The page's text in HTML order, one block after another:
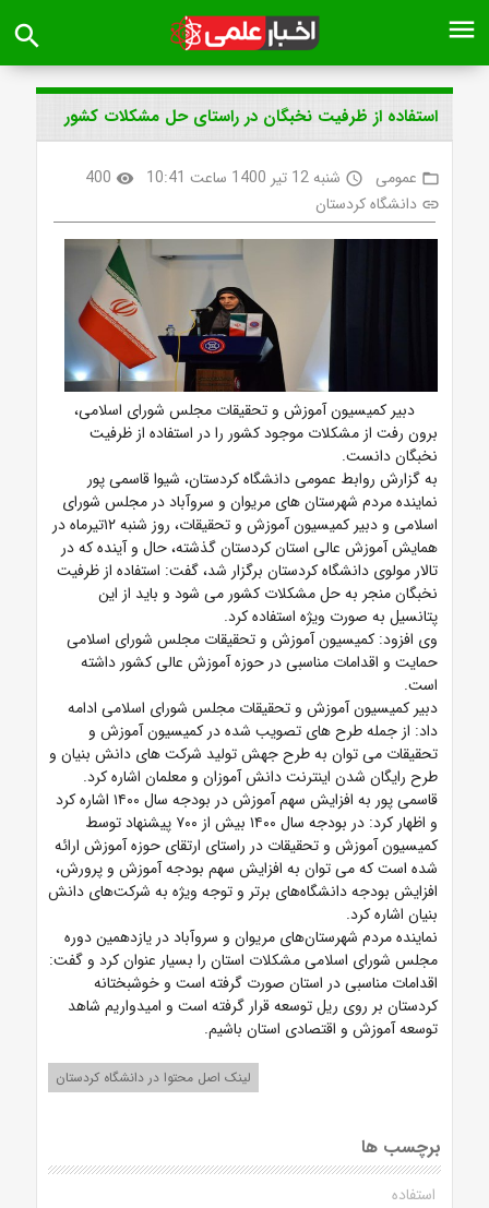
menu
search
استفاده از ظرفیت نخبگان در راستای حل مشکلات کشور
folder_open عمومی access_time شنبه 12 تیر 1400 ساعت 10:41 visibility
400
link دانشگاه کردستان
دبیر کمیسیون آموزش و تحقیقات مجلس شورای اسلامی،
برون رفت از مشکلات موجود کشور را در استفاده از ظرفیت
نخبگان دانست.
به گزارش روابط عمومی دانشگاه کردستان، شیوا قاسمی پور
نماینده مردم شهرستان های مریوان و سروآباد در مجلس شورای
اسلامی و دبیر کمیسیون آموزش و تحقیقات، روز شنبه ۱۲تیرماه در
همایش آموزش عالی استان کردستان گذشته، حال و آینده که در
تالار مولوی دانشگاه کردستان برگزار شد، گفت: استفاده از ظرفیت
نخبگان منجر به حل مشکلات کشور می شود و باید از این
پتانسیل به صورت ویژه استفاده کرد.
وی افزود: کمیسیون آموزش و تحقیقات مجلس شورای اسلامی
حمایت و اقدامات مناسبی در حوزه آموزش عالی کشور داشته
است.
دبیر کمیسیون آموزش و تحقیقات مجلس شورای اسلامی ادامه
داد: از جمله طرح های تصویب شده در کمیسیون آموزش و
تحقیقات می توان به طرح جهش تولید شرکت های دانش بنیان و
طرح رایگان شدن اینترنت دانش آموزان و معلمان اشاره کرد.
قاسمی پور به افزایش سهم آموزش در بودجه سال ۱۴۰۰ اشاره کرد
و اظهار کرد: در بودجه سال ۱۴۰۰ بیش از ۷۰۰ پیشنهاد توسط
کمیسیون آموزش و تحقیقات در راستای ارتقای حوزه آموزش ارائه
شده است که می توان به افزایش سهم بودجه آموزش و پرورش،
افزایش بودجه دانشگاه‌های برتر و توجه ویژه به شرکت‌های دانش
بنیان اشاره کرد.
نماینده مردم شهرستان‌های مریوان و سروآباد در یازدهمین دوره
مجلس شورای اسلامی مشکلات استان را بسیار عنوان کرد و گفت:
اقدامات مناسبی در استان صورت گرفته است و خوشبختانه
کردستان بر روی ریل توسعه قرار گرفته است و امیدواریم شاهد
توسعه آموزش و اقتصادی استان باشیم.
لینک اصل محتوا در دانشگاه کردستان
برچسب ها
استفاده